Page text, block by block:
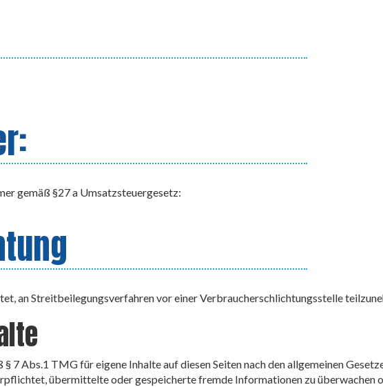
gemäß §27 a Umsatzsteuergesetz:
an Streitbeilegungsverfahren vor einer Verbraucherschlichtungsstelle
7 Abs.1 TMG für eigene Inhalte auf diesen Seiten nach den allgemeinen
übermittelte oder gespeicherte fremde Informationen zu überwachen